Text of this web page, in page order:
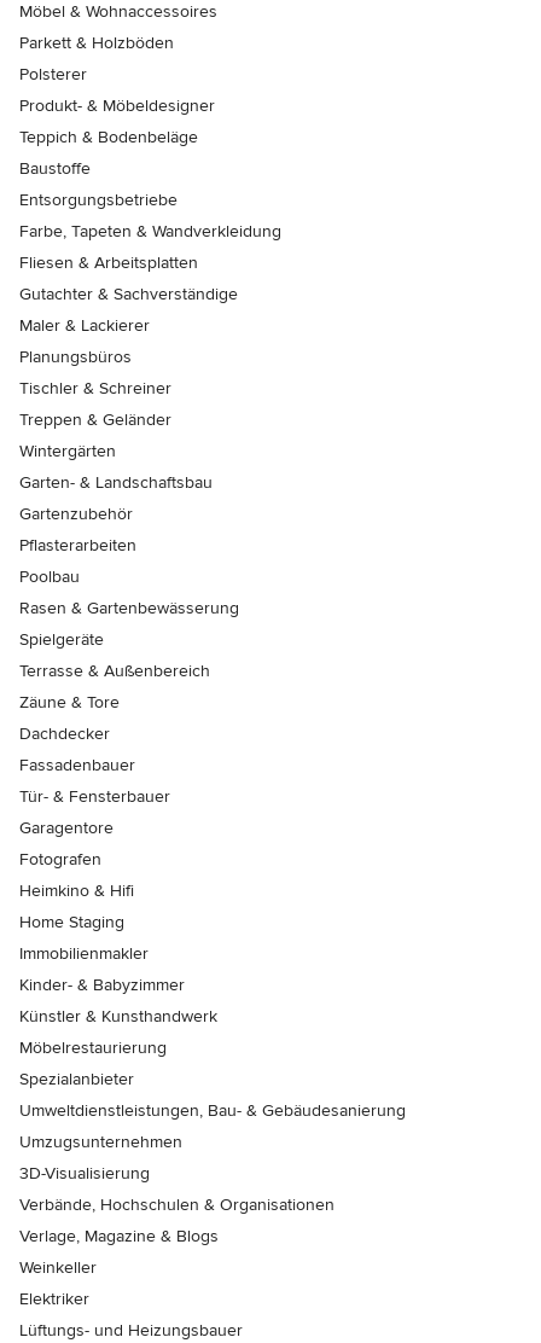
Möbel & Wohnaccessoires
Parkett & Holzböden
Polsterer
Produkt- & Möbeldesigner
Teppich & Bodenbeläge
Baustoffe
Entsorgungsbetriebe
Farbe, Tapeten & Wandverkleidung
Fliesen & Arbeitsplatten
Gutachter & Sachverständige
Maler & Lackierer
Planungsbüros
Tischler & Schreiner
Treppen & Geländer
Wintergärten
Garten- & Landschaftsbau
Gartenzubehör
Pflasterarbeiten
Poolbau
Rasen & Gartenbewässerung
Spielgeräte
Terrasse & Außenbereich
Zäune & Tore
Dachdecker
Fassadenbauer
Tür- & Fensterbauer
Garagentore
Fotografen
Heimkino & Hifi
Home Staging
Immobilienmakler
Kinder- & Babyzimmer
Künstler & Kunsthandwerk
Möbelrestaurierung
Spezialanbieter
Umweltdienstleistungen, Bau- & Gebäudesanierung
Umzugsunternehmen
3D-Visualisierung
Verbände, Hochschulen & Organisationen
Verlage, Magazine & Blogs
Weinkeller
Elektriker
Lüftungs- und Heizungsbauer